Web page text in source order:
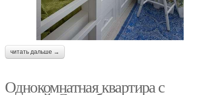
читать дальше →
Однокомнатная квартира с